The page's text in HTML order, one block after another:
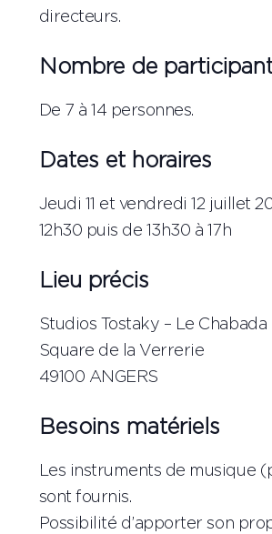
directeurs.
Nombre de
De 7 à 14 personnes.
Dates et horaires
Jeudi 11 et vendredi 12 juillet
12h30 puis de 13h30 à 17h
Lieu précis
Studios Tostaky – Le Chabada
Square de la Verrerie
49100 ANGERS
Besoins matériels
Les instruments de musique
sont fournis.
Possibilité d’apporter son